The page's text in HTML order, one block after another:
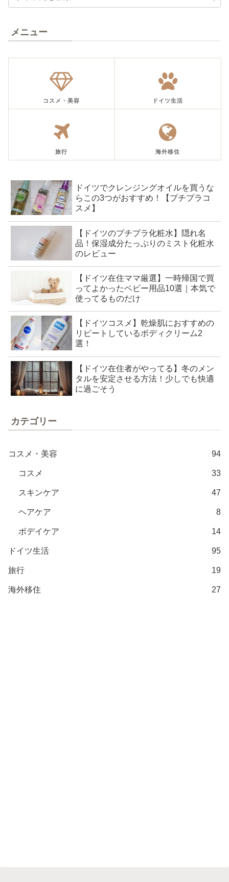
メニュー
コスメ・美容 ドイツ生活
旅行 海外移住
ドイツでクレンジングオイルを買うな
らこの3つがおすすめ！【プチプラコ
スメ】
【ドイツのプチプラ化粧水】隠れ名
品！保湿成分たっぷりのミスト化粧水
のレビュー
【ドイツ在住ママ厳選】一時帰国で買
ってよかったベビー用品10選｜本気で
使ってるものだけ
【ドイツコスメ】乾燥肌におすすめの
リピートしているボディクリーム2
選！
【ドイツ在住者がやってる】冬のメン
タルを安定させる方法！少しでも快適
に過ごそう
カテゴリー
コスメ・美容 94
コスメ 33
スキンケア 47
ヘアケア 8
ボデイケア 14
ドイツ生活 95
旅行 19
海外移住 27